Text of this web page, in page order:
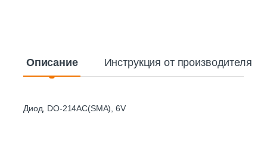
Описание Инструкция от производителя
Диод, DO-214AC(SMA), 6V